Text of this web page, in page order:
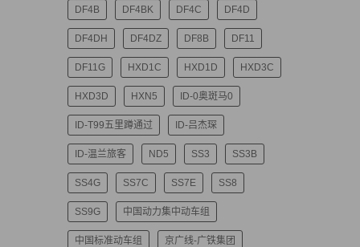
DF4B DF4BK DF4C DF4D
DF4DH DF4DZ DF8B DF11
DF11G HXD1C HXD1D HXD3C
HXD3D HXN5 ID-0奥斑马0
ID-T99五里蹲通过 ID-吕杰琛
ID-温兰旅客 ND5 SS3 SS3B
SS4G SS7C SS7E SS8
SS9G 中国动力集中动车组
中国标准动车组 京广线-广铁集团